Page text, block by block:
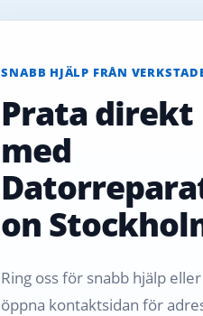
SNABB HJÄLP FRÅN
Prata direkt
med
on
Ring oss för snabb hjälp eller
öppna kontaktsidan för